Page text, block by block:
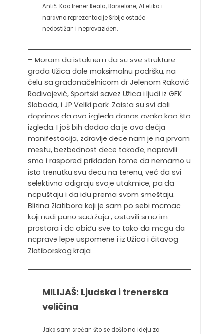
Antić. Kao trener Reala, Barselone, Atletika i
naravno reprezentacije Srbije ostaće
nedostižan i neprevaziđen.
– Moram da istaknem da su sve strukture
grada Užica dale maksimalnu podršku, na
čelu sa gradonačelnicom dr Jelenom Raković
Radivojević, Sportski savez Užica i ljudi iz GFK
Sloboda, i JP Veliki park. Zaista su svi dali
doprinos da ovo izgleda danas ovako kao što
izgleda. I još bih dodao da je ovo dečja
manifestacija, zdravlje dece nam je na prvom
mestu, bezbednost dece takođe, napravili
smo i raspored prikladan tome da nemamo u
isto trenutku svu decu na terenu, već da svi
selektivno odigraju svoje utakmice, pa da
napuštaju i da idu prema svom smeštaju.
Blizina Zlatibora koji je sam po sebi mamac
koji nudi puno sadržaja , ostavili smo im
prostora i da obiđu sve to tako da mogu da
naprave lepe uspomene i iz Užica i čitavog
Zlatiborskog kraja.
MILIJAŠ: Ljudska i trenerska
veličina
Jako sam srećan što se došlo na ideju za